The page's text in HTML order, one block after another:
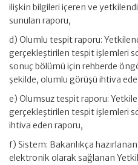
ilişkin bilgileri içeren ve
sunulan raporu,
d) Olumlu tespit raporu:
gerçekleştirilen tespit işlemleri
sonuç bölümü için rehberde
şekilde, olumlu görüşü ihtiva
e) Olumsuz tespit raporu:
gerçekleştirilen tespit işlemleri
ihtiva eden raporu,
f) Sistem: Bakanlıkça
elektronik olarak sağlanan